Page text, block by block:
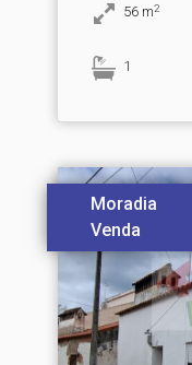
56 m2
1
Moradia
Venda